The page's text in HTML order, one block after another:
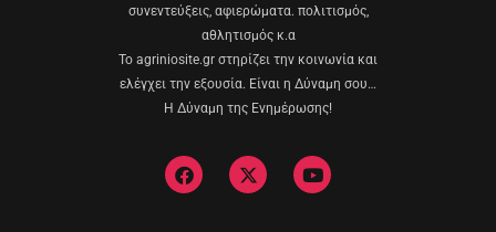
συνεντεύξεις, αφιερώματα. πολιτισμός,
αθλητισμός κ.α
Το agriniosite.gr στηρίζει την κοινωνία και
ελέγχει την εξουσία. Είναι η Δύναμη σου…
Η Δύναμη της Ενημέρωσης!